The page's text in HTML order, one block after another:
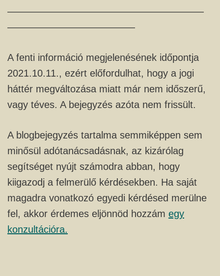
————————————————————
—————————————
A fenti információ megjelenésének időpontja
2021.10.11., ezért előfordulhat, hogy a jogi
háttér megváltozása miatt már nem időszerű,
vagy téves. A bejegyzés azóta nem frissült.
A blogbejegyzés tartalma semmiképpen sem
minősül adótanácsadásnak, az kizárólag
segítséget nyújt számodra abban, hogy
kiigazodj a felmerülő kérdésekben. Ha saját
magadra vonatkozó egyedi kérdésed merülne
fel, akkor érdemes eljönnöd hozzám egy
konzultációra.